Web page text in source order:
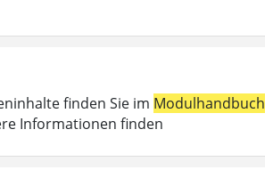
finden Sie im Modulhandbuch
Informationen finden